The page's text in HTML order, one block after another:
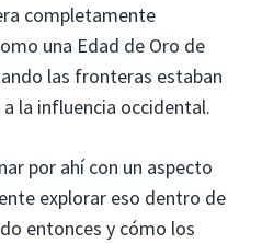
completamente
una Edad de Oro de
las fronteras estaban
la influencia occidental.
por ahí con un aspecto
explorar eso dentro de
entonces y cómo los